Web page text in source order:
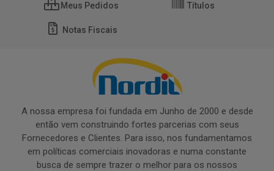
Meus Pedidos Títulos
Notas Fiscais
A nossa empresa foi fundada em Junho de 2000 e desde
então vem construindo fortes parcerias com seus
Fornecedores e Clientes. Para isso, nos fundamentamos
em políticas comerciais inovadoras e numa constante
busca de sempre trazer o melhor para os nossos